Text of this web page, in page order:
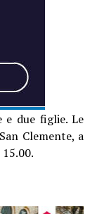
e due figlie. Le
Clemente, a